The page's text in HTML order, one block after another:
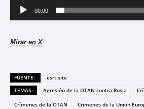
c
t
d
00:00
Mirar en X
FUENTE:
esrt.site
TEMAS:
Agresión de la OTAN contra Rusia
Crímenes de la OTAN
Crimenes de la Unión